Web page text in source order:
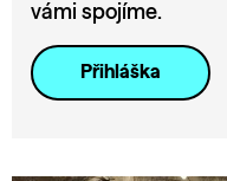
vámi spojíme.
Přihláška